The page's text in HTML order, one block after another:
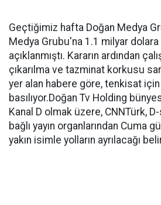
Geçtiğimiz hafta Doğan Medya
Medya Grubu'na 1.1 milyar dolara
açıklanmıştı. Kararın ardından
çıkarılma ve tazminat korkusu
yer alan habere göre, tenkisat
basılıyor.Doğan Tv Holding
Kanal D olmak üzere, CNNTürk,
bağlı yayın organlarından Cuma
yakın isimle yolların ayrılacağı